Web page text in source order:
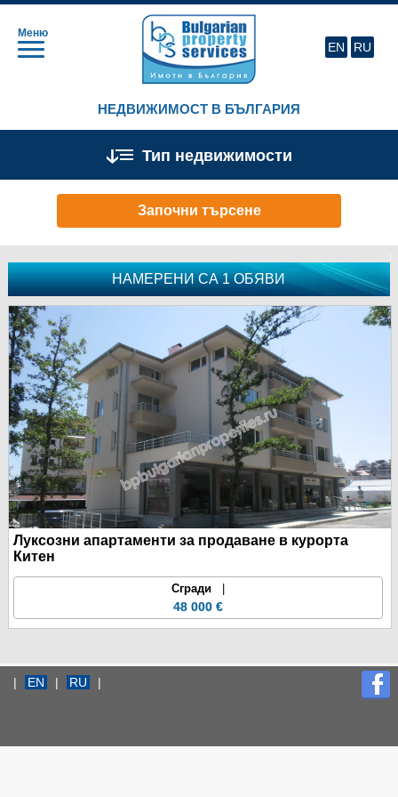
Меню
НЕДВИЖИМОСТ В БЪЛГАРИЯ
EN RU
Тип недвижимости
Започни търсене
НАМЕРЕНИ СА 1 ОБЯВИ
Луксозни апартаменти за продаване в курорта
Китен
Сгради
48 000 €
| EN | RU |